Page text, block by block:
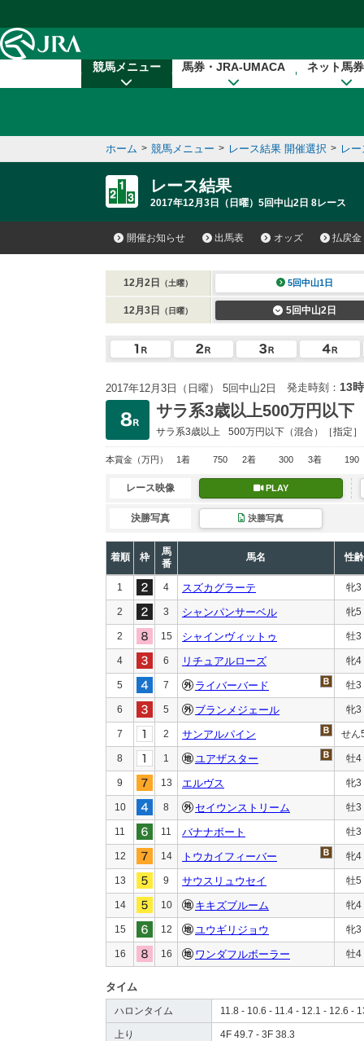
競馬メニュー 馬券・JRA-UMACA ネット馬
ホーム > 競馬メニュー > レース結果 開催選択 > レ
レース結果
2017年12月3日（日曜）5回中山2日 8レース
開催お知らせ 出馬表 オッズ 払戻金
12月2日 （土曜） 5回中山1日
12月3日 （日曜） 5回中山2日
2017年12月3日（日曜） 5回中山2日 発走時刻： 13
サラ系3歳以上500万円以下
サラ系3歳以上 500万円以下 （混合）［指定］
本賞金 （万円） 1着 750 2着 300 3着 190
レース映像 PLAY
決勝写真 決勝写真
着順 枠
馬
番
馬名 性齢
1 4 スズカグラーテ 牝3
2 3 シャンパンサーベル 牝5
2 15 シャインヴィットゥ 牡3
4 6 リチュアルローズ 牝4
5 7 ライバーバード 牡3
6 5 ブランメジェール 牝3
7 2 サンアルパイン せん
8 1 ユアザスター 牡4
9 13 エルヴス 牝3
10 8 セイウンストリーム 牡3
11 11 バナナボート 牡3
12 14 トウカイフィーバー 牝4
13 9 サウスリュウセイ 牡5
14 10 キキズブルーム 牝4
15 12 ユウギリジョウ 牝3
16 16 ワンダフルボーラー 牡4
タイム
ハロンタイム 11.8 - 10.6 - 11.4 - 12.1 - 12.6 -
上り 4F 49.7 - 3F 38.3